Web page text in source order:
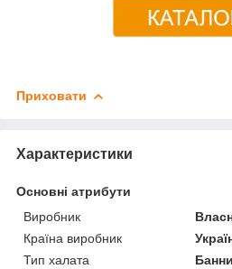
Приховати
Характеристики
Основні атрибути
Виробник
Країна виробник
Тип халата